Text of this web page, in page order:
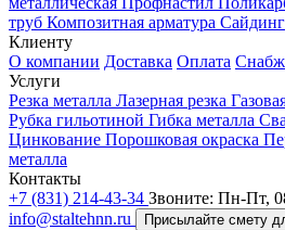
труб Композитная арматура Сайдинг
Клиенту
О компании Доставка Оплата
Услуги
Резка металла Лазерная резка
Рубка гильотиной Гибка металла
Цинкование Порошковая окраска
металла
Контакты
+7 (831) 214-43-34 Звоните: Пн-Пт,
info@staltehnn.ru